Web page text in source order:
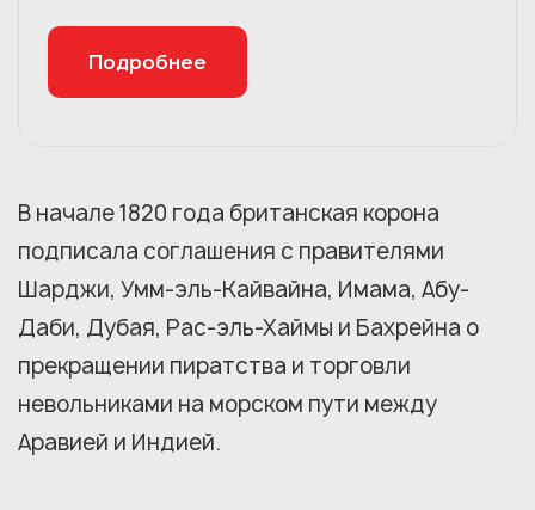
Подробнее
В начале 1820 года британская корона
подписала соглашения с правителями
Шарджи, Умм-эль-Кайвайна, Имама, Абу-
Даби, Дубая, Рас-эль-Хаймы и Бахрейна о
прекращении пиратства и торговли
невольниками на морском пути между
Аравией и Индией.